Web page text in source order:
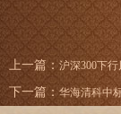
上一篇：沪深300下行
下一篇： 华海清科中